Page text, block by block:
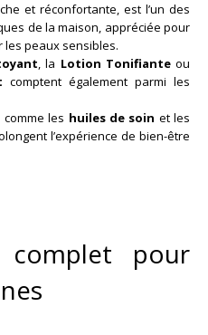
et réconfortante, est l’un des
de la maison, appréciée pour
les peaux sensibles.
, la Lotion Tonifianteou
comptent également parmi les
les huiles de soin et les
l’expérience de bien-être
complet pour